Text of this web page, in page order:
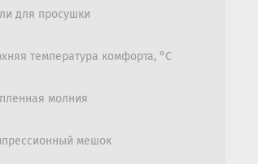
для просушки
температура комфорта, °С
молния
мешок